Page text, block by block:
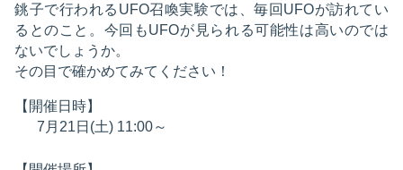
銚子で行われるUFO召喚実験では、毎回UFOが訪れてい
るとのこと。今回もUFOが見られる可能性は高いのでは
ないでしょうか。
その目で確かめてみてください！
【開催日時】
7月21日(土) 11:00～